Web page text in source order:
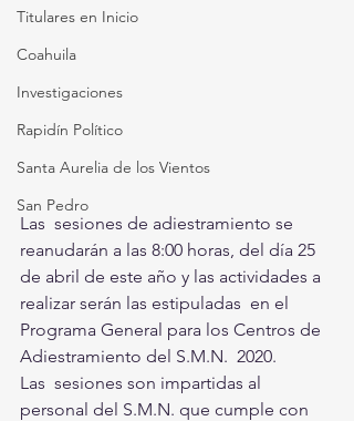
Titulares en Inicio
Coahuila
Investigaciones
Rapidín Político
Santa Aurelia de los Vientos
San Pedro
Las  sesiones de adiestramiento se
reanudarán a las 8:00 horas, del día 25
de abril de este año y las actividades a
realizar serán las estipuladas  en el
Programa General para los Centros de
Adiestramiento del S.M.N.  2020.
Las  sesiones son impartidas al
personal del S.M.N. que cumple con